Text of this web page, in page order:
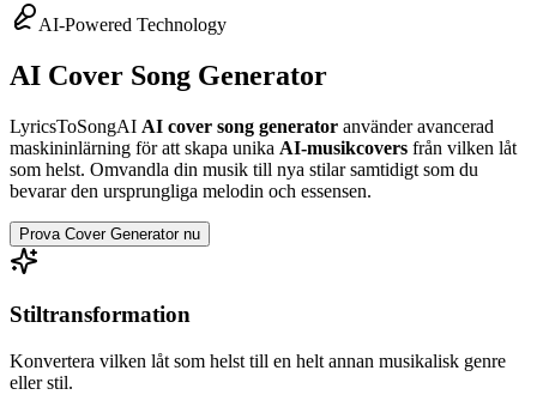
AI-Powered Technology
AI Cover Song Generator
LyricsToSongAI AI cover song generator använder avancerad
maskininlärning för att skapa unika AI-musikcovers från vilken låt
som helst. Omvandla din musik till nya stilar samtidigt som du
bevarar den ursprungliga melodin och essensen.
Prova Cover Generator nu
Stiltransformation
Konvertera vilken låt som helst till en helt annan musikalisk genre
eller stil.